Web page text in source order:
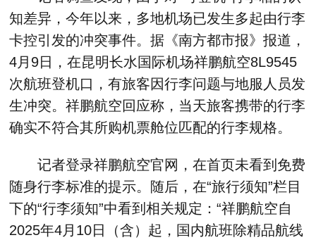
知差异，今年以来，多地机场已发生多起由行李
卡控引发的冲突事件。据《南方都市报》报道，
4月9日，在昆明长水国际机场祥鹏航空8L9545
次航班登机口，有旅客因行李问题与地服人员发
生冲突。祥鹏航空回应称，当天旅客携带的行李
确实不符合其所购机票舱位匹配的行李规格。
记者登录祥鹏航空官网，在首页未看到免费
随身行李标准的提示。随后，在“旅行须知”栏目
下的“行李须知”中看到相关规定：“祥鹏航空自
2025年4月10日（含）起，国内航班除精品航线